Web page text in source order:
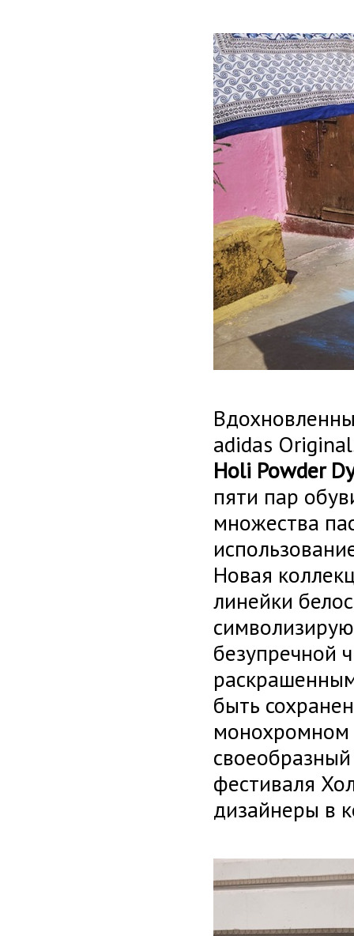
adidas
Holi Powder
пяти пар
множества
Новая
линейки
безупречной
быть
монохромном
фестиваля
дизайнеры в